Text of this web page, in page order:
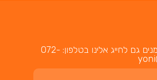
מוזמנים למלא את הטופס ואנו ניצור אתכם קשר בהקדם האפשרי. מוזמנים גם לחייג אלינו בטלפון: 072-